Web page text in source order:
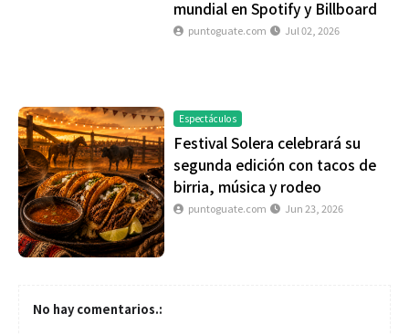
mundial en Spotify y Billboard
puntoguate.com Jul 02, 2026
Espectáculos
Festival Solera celebrará su
segunda edición con tacos de
birria, música y rodeo
puntoguate.com Jun 23, 2026
No hay comentarios.: